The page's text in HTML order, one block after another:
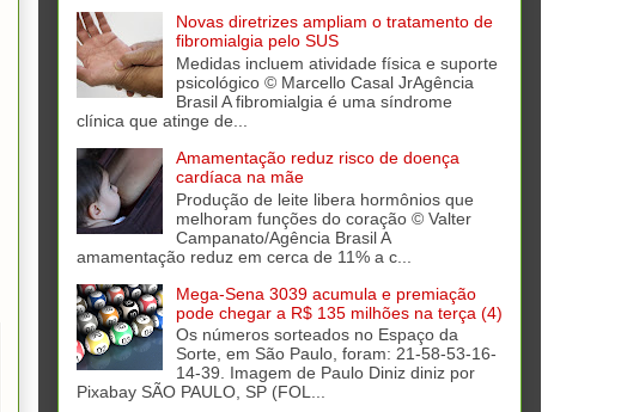
Novas diretrizes ampliam o tratamento de
fibromialgia pelo SUS
Medidas incluem atividade física e suporte
psicológico © Marcello Casal JrAgência
Brasil A fibromialgia é uma síndrome
clínica que atinge de...
Amamentação reduz risco de doença
cardíaca na mãe
Produção de leite libera hormônios que
melhoram funções do coração © Valter
Campanato/Agência Brasil A
amamentação reduz em cerca de 11% a c...
Mega-Sena 3039 acumula e premiação
pode chegar a R$ 135 milhões na terça (4)
Os números sorteados no Espaço da
Sorte, em São Paulo, foram: 21-58-53-16-
14-39. Imagem de Paulo Diniz diniz por
Pixabay SÃO PAULO, SP (FOL...